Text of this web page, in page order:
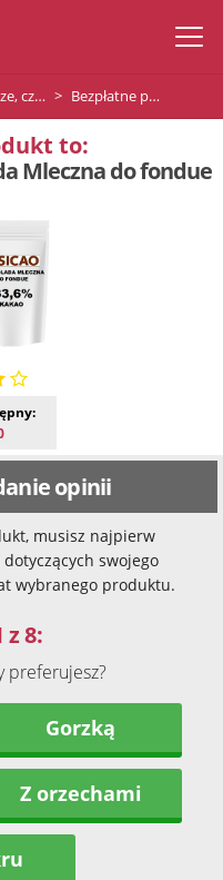
i desery Bezpłatne próbki Czekolada Mleczna do fondue
to:
Mleczna do fondue
opinii
musisz najpierw
swojego
wybranego produktu.
z 8:
preferujesz?
Gorzką
Z orzechami